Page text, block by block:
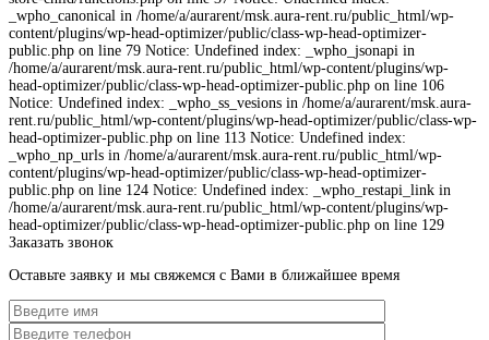
_wpho_canonical in /home/a/aurarent/msk.aura-rent.ru/public_html/wp-
content/plugins/wp-head-optimizer/public/class-wp-head-optimizer-
public.php on line 79 Notice: Undefined index: _wpho_jsonapi in
/home/a/aurarent/msk.aura-rent.ru/public_html/wp-content/plugins/wp-
head-optimizer/public/class-wp-head-optimizer-public.php on line 106
Notice: Undefined index: _wpho_ss_vesions in /home/a/aurarent/msk.aura-
rent.ru/public_html/wp-content/plugins/wp-head-optimizer/public/class-wp-
head-optimizer-public.php on line 113 Notice: Undefined index:
_wpho_np_urls in /home/a/aurarent/msk.aura-rent.ru/public_html/wp-
content/plugins/wp-head-optimizer/public/class-wp-head-optimizer-
public.php on line 124 Notice: Undefined index: _wpho_restapi_link in
/home/a/aurarent/msk.aura-rent.ru/public_html/wp-content/plugins/wp-
head-optimizer/public/class-wp-head-optimizer-public.php on line 129
Заказать звонок
Оставьте заявку и мы свяжемся с Вами в ближайшее время